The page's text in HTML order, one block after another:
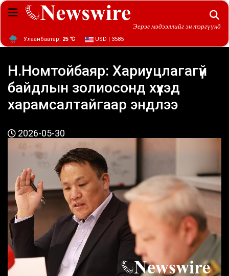
Эерэг мэдээллийг эн тэргүүнд
Улаанбаатар: 25 ℃ USD | 3585
Н.Номтойбаяр: Хариуцлагагүй
байдлын золиосонд хүүхэд
харамсалтайгаар эндлээ
2026-05-30